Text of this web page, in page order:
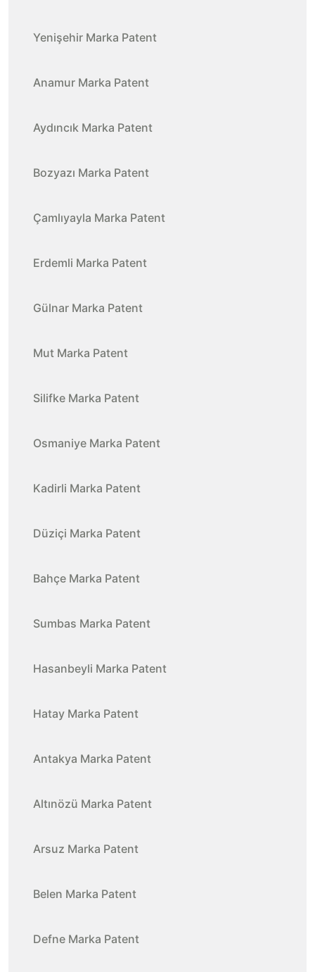
Yenişehir Marka Patent
Anamur Marka Patent
Aydıncık Marka Patent
Bozyazı Marka Patent
Çamlıyayla Marka Patent
Erdemli Marka Patent
Gülnar Marka Patent
Mut Marka Patent
Silifke Marka Patent
Osmaniye Marka Patent
Kadirli Marka Patent
Düziçi Marka Patent
Bahçe Marka Patent
Sumbas Marka Patent
Hasanbeyli Marka Patent
Hatay Marka Patent
Antakya Marka Patent
Altınözü Marka Patent
Arsuz Marka Patent
Belen Marka Patent
Defne Marka Patent